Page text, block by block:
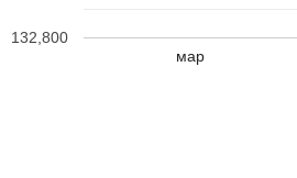
мар
132,800